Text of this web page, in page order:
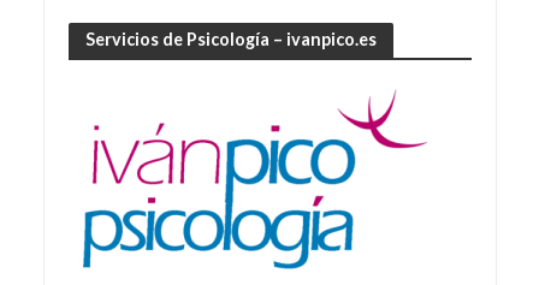
Servicios de Psicología – ivanpico.es